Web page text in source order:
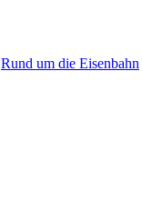
Rund um die Eisenbahn